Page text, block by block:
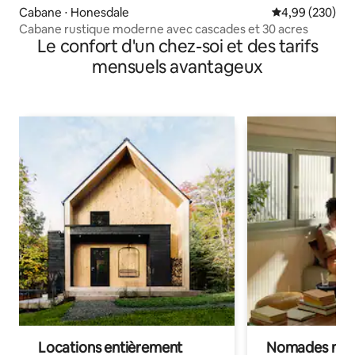
Cabane ⋅ Honesdale Évaluation
4,99 (230)
Cabane rustique moderne avec cascades et 30 acres
Le confort d'un chez-soi et des tarifs
mensuels avantageux
Locations entièrement Nomades